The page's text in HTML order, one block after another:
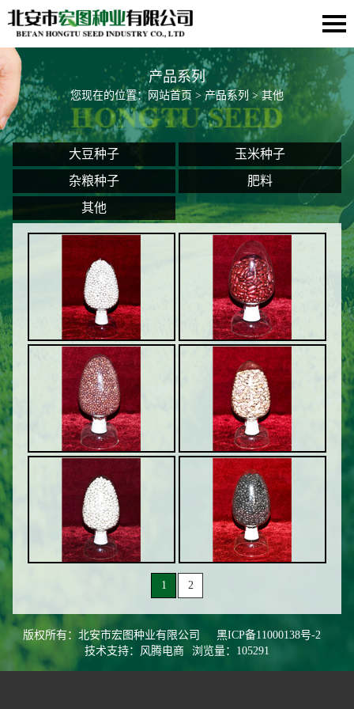
产品系列
您现在的位置： 网站首页 >产品系列 > 其他
大豆种子
玉米种子
杂粮种子
肥料
其他
1 2
版权所有：北安市宏图种业有限公司
黑ICP备11000138号-2
技术支持：风腾电商
浏览量：105291